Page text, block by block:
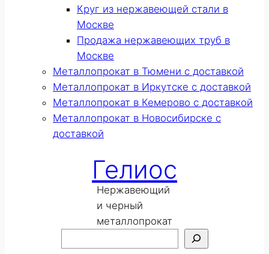
Круг из нержавеющей стали в
Москве
Продажа нержавеющих труб в
Москве
Металлопрокат в Тюмени с доставкой
Металлопрокат в Иркутске с доставкой
Металлопрокат в Кемерово с доставкой
Металлопрокат в Новосибирске с
доставкой
Гелиос
Нержавеющий
и черный
металлопрокат